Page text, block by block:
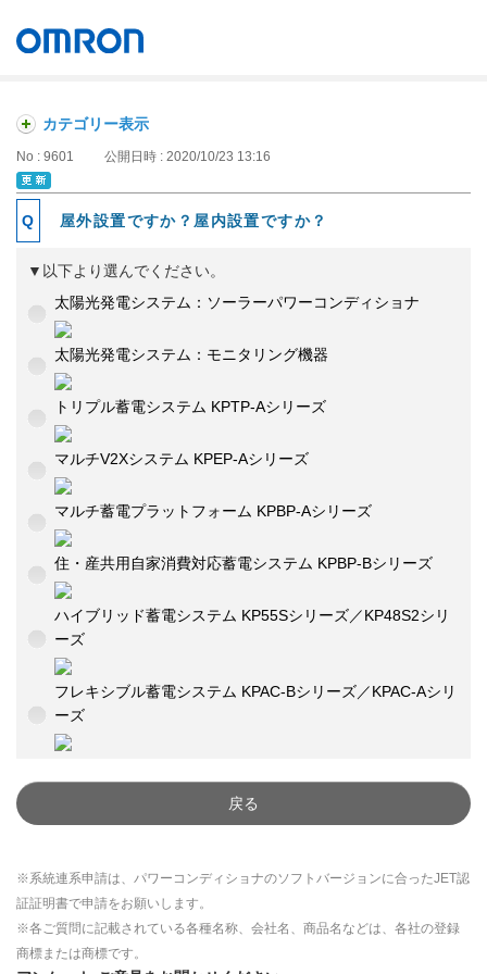
カテゴリー表示
No : 9601 公開日時 : 2020/10/23 13:16
屋外設置ですか？屋内設置ですか？
▼以下より選んでください。
太陽光発電システム：ソーラーパワーコンディショナ
太陽光発電システム：モニタリング機器
トリプル蓄電システム KPTP-Aシリーズ
マルチV2Xシステム KPEP-Aシリーズ
マルチ蓄電プラットフォーム KPBP-Aシリーズ
住・産共用自家消費対応蓄電システム KPBP-Bシリーズ
ハイブリッド蓄電システム KP55Sシリーズ／KP48S2シリ
ーズ
フレキシブル蓄電システム KPAC-Bシリーズ／KPAC-Aシリ
ーズ
戻る
※系統連系申請は、パワーコンディショナのソフトバージョンに合ったJET認
証証明書で申請をお願いします。
※各ご質問に記載されている各種名称、会社名、商品名などは、各社の登録
商標または商標です。